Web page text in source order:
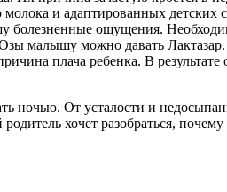
и адаптированных детских
болезненные ощущения.
малышу можно давать Лактазар.
плача ребенка. В результате
ночью. От усталости и
хочет разобраться,